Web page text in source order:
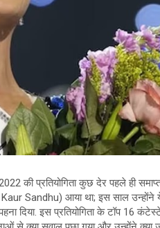
की प्रतियोगिता कुछ देर पहले ही
Sandhu) आया था; इस साल
दिया. इस प्रतियोगिता के टॉप 16